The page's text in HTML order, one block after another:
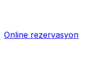
Online rezervasyon